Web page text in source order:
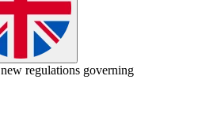
new regulations governing